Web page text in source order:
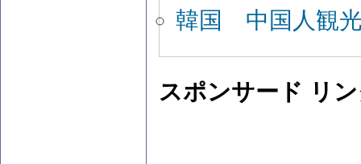
韓国 中国人観
スポンサード リ